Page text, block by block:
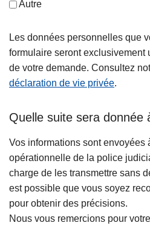
Autre
Les données personnelles que
formulaire seront exclusivement
de votre demande. Consultez
déclaration de vie privée.
Quelle suite sera donnée
Vos informations sont envoyées
opérationnelle de la police
charge de les transmettre sans
est possible que vous soyez
pour obtenir des précisions.
Nous vous remercions pour